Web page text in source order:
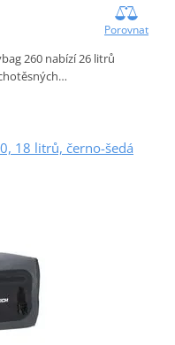
Porovnat
260 nabízí 26 litrů
18 litrů, černo-šedá